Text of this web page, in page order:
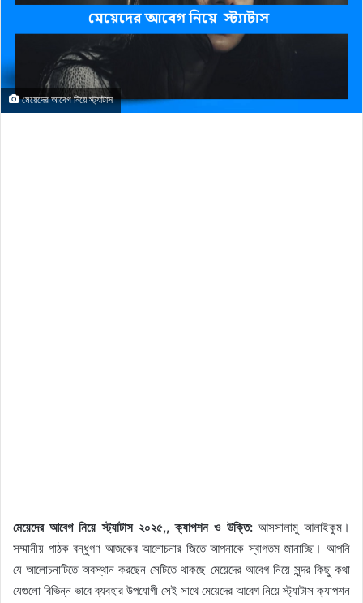
মেয়েদের আবেগ নিয়ে স্ট্যাটাস
মেয়েদের আবেগ নিয়ে স্ট্যাটাস ২০২৫,, ক্যাপশন ও উক্তি:আসসালামু আলাইকুম।
সম্মানীয় পাঠক বন্ধুগণ আজকের আলোচনার জিতে আপনাকে স্বাগতম জানাচ্ছি। আপনি
যে আলোচনাটিতে অবস্থান করছেন সেটিতে থাকছে মেয়েদের আবেগ নিয়ে সুন্দর কিছু কথা
যেগুলো বিভিন্ন ভাবে ব্যবহার উপযোগী সেই সাথে মেয়েদের আবেগ নিয়ে স্ট্যাটাস ক্যাপশন